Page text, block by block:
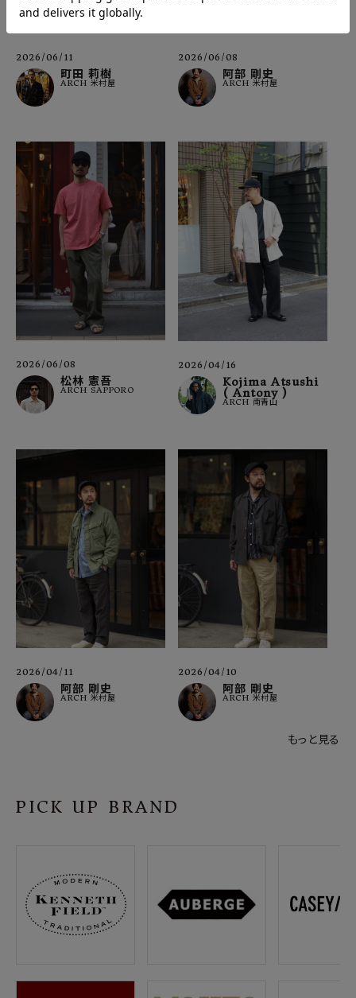
2026/06/11
町田 莉樹
ARCH 米村屋
2026/06/08
阿部 剛史
ARCH 米村屋
2026/06/08
松林 憲吾
ARCH SAPPORO
2026/04/16
Kojima Atsushi
( Antony )
ARCH 南青山
2026/04/11
阿部 剛史
ARCH 米村屋
2026/04/10
阿部 剛史
ARCH 米村屋
もっと見る
PICK UP BRAND